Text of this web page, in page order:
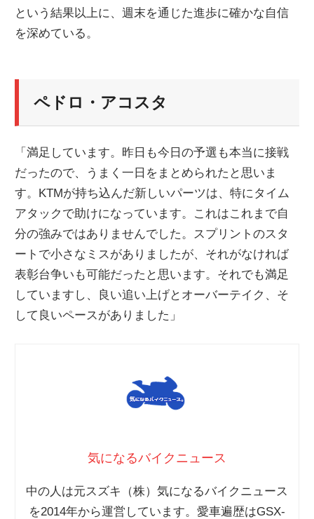
という結果以上に、週末を通じた進歩に確かな自信
を深めている。
ペドロ・アコスタ
「満足しています。昨日も今日の予選も本当に接戦
だったので、うまく一日をまとめられたと思いま
す。KTMが持ち込んだ新しいパーツは、特にタイム
アタックで助けになっています。これはこれまで自
分の強みではありませんでした。スプリントのスタ
ートで小さなミスがありましたが、それがなければ
表彰台争いも可能だったと思います。それでも満足
していますし、良い追い上げとオーバーテイク、そ
して良いペースがありました」
気になるバイクニュース
中の人は元スズキ（株）気になるバイクニュース
を2014年から運営しています。愛車遍歴はGSX-